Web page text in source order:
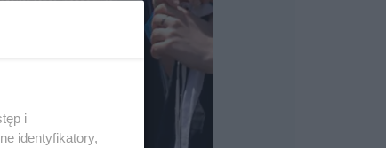
i
identyfikatory,